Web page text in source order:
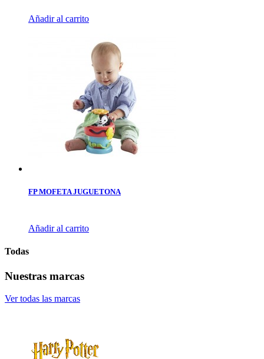
Añadir al carrito
FP MOFETA JUGUETONA
Añadir al carrito
Todas
Nuestras marcas
Ver todas las marcas